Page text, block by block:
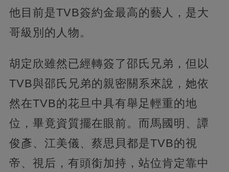
他目前是TVB簽約金最高的藝人，是大
哥級別的人物。
胡定欣雖然已經轉簽了邵氏兄弟，但以
TVB與邵氏兄弟的親密關系來說，她依
然在TVB的花旦中具有舉足輕重的地
位，畢竟資質擺在眼前。而馬國明、譚
俊彥、江美儀、蔡思貝都是TVB的視
帝、視后，有頭銜加持，站位肯定靠中